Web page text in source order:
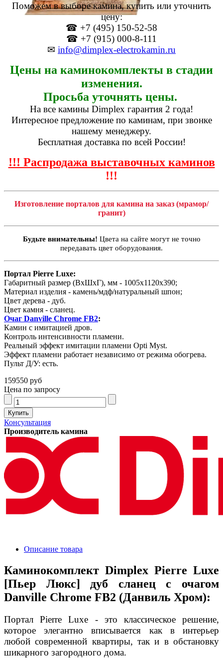
Поможем в выборе камина, купить или уточнить
цену:
☎ +7 (495) 150-52-58
☎ +7 (915) 000-8-111
✉ info@dimplex-electrokamin.ru
Цены на каминокомплекты в стадии
изменения.
Просьба уточнять цены.
На все камины Dimplex гарантия 2 года!
Интересное предложение по каминам, при звонке
нашему менеджеру.
Бесплатная доставка по всей России!
!!! Распродажа выставочных каминов
!!!
Изготовление порталов для камина на заказ (мрамор/
гранит)
Будьте внимательны! Цвета на сайте могут не точно
передавать цвет оборудования.
Портал Pierre Luxe:
Габаритный размер (ВхШхГ), мм - 1005х1120х390;
Материал изделия - камень/мдф/натуральный шпон;
Цвет дерева - дуб.
Цвет камня - сланец.
Очаг Danville Chrome FB2:
Камин с имитацией дров.
Контроль интенсивности пламени.
Реальный эффект имитации пламени Opti Myst.
Эффект пламени работает независимо от режима обогрева.
Пульт Д/У: есть.
159550 руб
Цена по запросу
Консультация
Производитель камина
Описание товара
Каминокомплект Dimplex Pierre Luxe
[Пьер Люкс] дуб сланец с очагом
Danville Chrome FB2 (Данвиль Хром):
Портал Pierre Luxe - это классическое решение,
которое элегантно вписывается как в интерьер
любой современной квартиры, так и в обстановку
шикарного загородного дома.